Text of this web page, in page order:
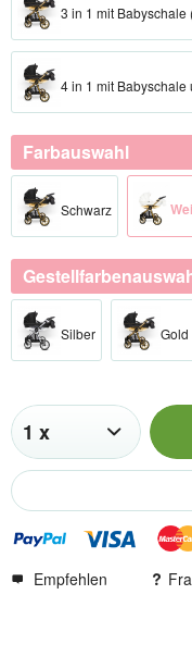
3 in 1 mit Babyschale
4 in 1 mit Babyschale
Farbauswahl
Schwarz
Silber​ Gold​
Empfehlen